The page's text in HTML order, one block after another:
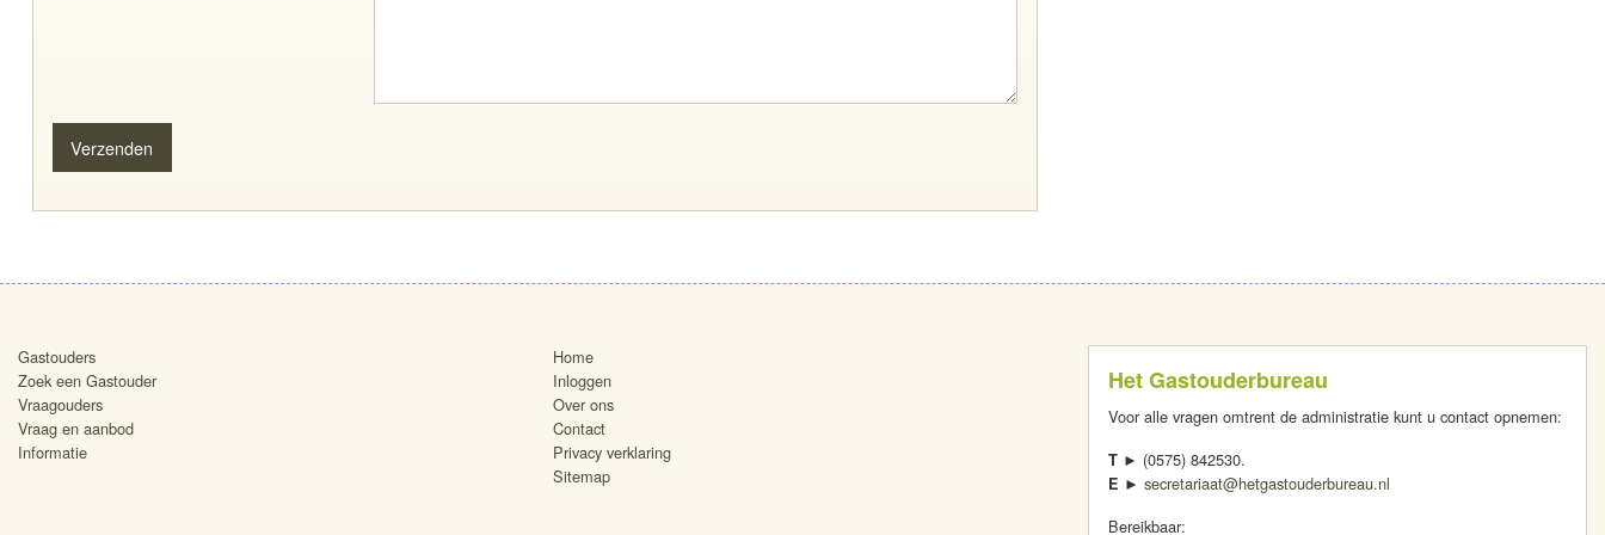
Gastouders
Zoek een Gastouder
Vraagouders
Vraag en aanbod
Informatie
Home
Inloggen
Over ons
Contact
Privacy verklaring
Sitemap
Het Gastouderbureau
Voor alle vragen omtrent de administratie kunt u contact opnemen:
T ► (0575) 842530.
E ► secretariaat@hetgastouderbureau.nl
Bereikbaar: